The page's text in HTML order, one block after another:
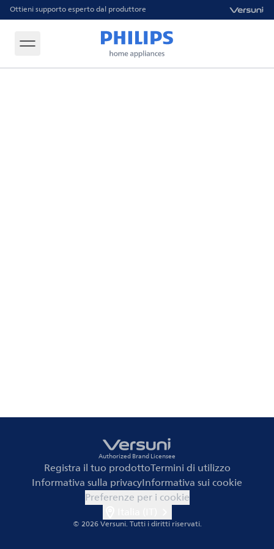
Ottieni supporto esperto dal produttore
Authorized Brand Licensee
Registra il tuo prodottoTermini di utilizzo
Informativa sulla privacyInformativa sui cookie
Preferenze per i cookie
© 2026 Versuni.Tutti i diritti riservati.